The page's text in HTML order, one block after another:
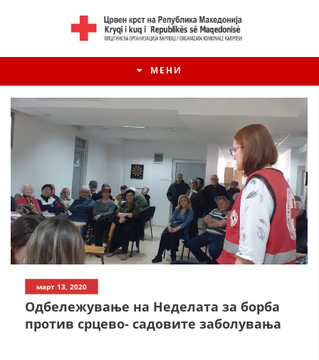
МЕНИ
март 13, 2020
Одбележување на Неделата за борба
против срцево- садовите заболувања